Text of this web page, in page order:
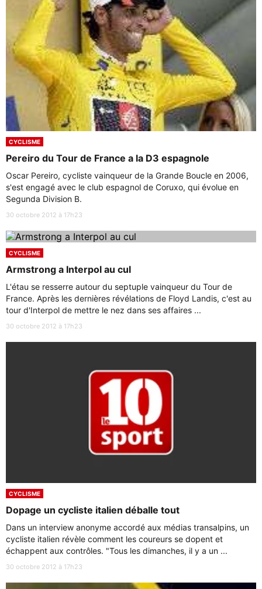
CYCLISME
Pereiro du Tour de France a la D3 espagnole
Oscar Pereiro, cycliste vainqueur de la Grande Boucle en 2006,
s'est engagé avec le club espagnol de Coruxo, qui évolue en
Segunda Division B.
30 octobre 2012 à 17h23
CYCLISME
Armstrong a Interpol au cul
L'étau se resserre autour du septuple vainqueur du Tour de
France. Après les dernières révélations de Floyd Landis, c'est au
tour d'Interpol de mettre le nez dans ses affaires ...
30 octobre 2012 à 17h23
CYCLISME
Dopage un cycliste italien déballe tout
Dans un interview anonyme accordé aux médias transalpins, un
cycliste italien révèle comment les coureurs se dopent et
échappent aux contrôles. "Tous les dimanches, il y a un ...
30 octobre 2012 à 17h23